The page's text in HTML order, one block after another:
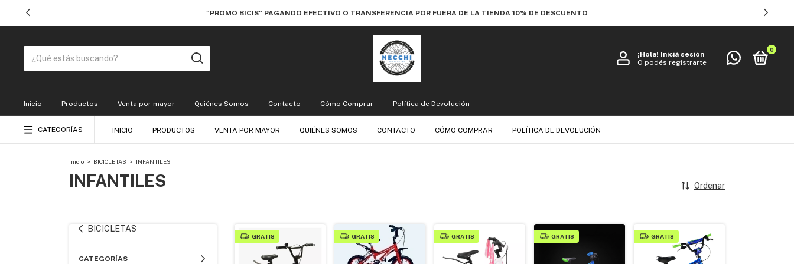
"PROMO BICIS" PAGANDO EFECTIVO O TRANSFERENCIA POR FUERA DE LA TIENDA 10% DE DESCUENTO
¡Hola! Iniciá sesión
O podés registrarte
0
Inicio Productos Venta por mayor Quiénes Somos Contacto Cómo Comprar Política de Devolución
CATEGORÍAS INICIO PRODUCTOS VENTA POR MAYOR QUIÉNES SOMOS CONTACTO CÓMO COMPRAR POLÍTICA DE DEVOLUCIÓN
Inicio > BICICLETAS > INFANTILES
INFANTILES Ordenar
BICICLETAS
CATEGORÍAS
GRATIS GRATIS GRATIS GRATIS GRATIS